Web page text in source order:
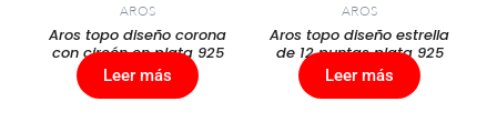
AROS
Aros topo diseño corona
con circón en plata 925
Leer más
AROS
Aros topo diseño estrella
de 12 puntas plata 925
Leer más